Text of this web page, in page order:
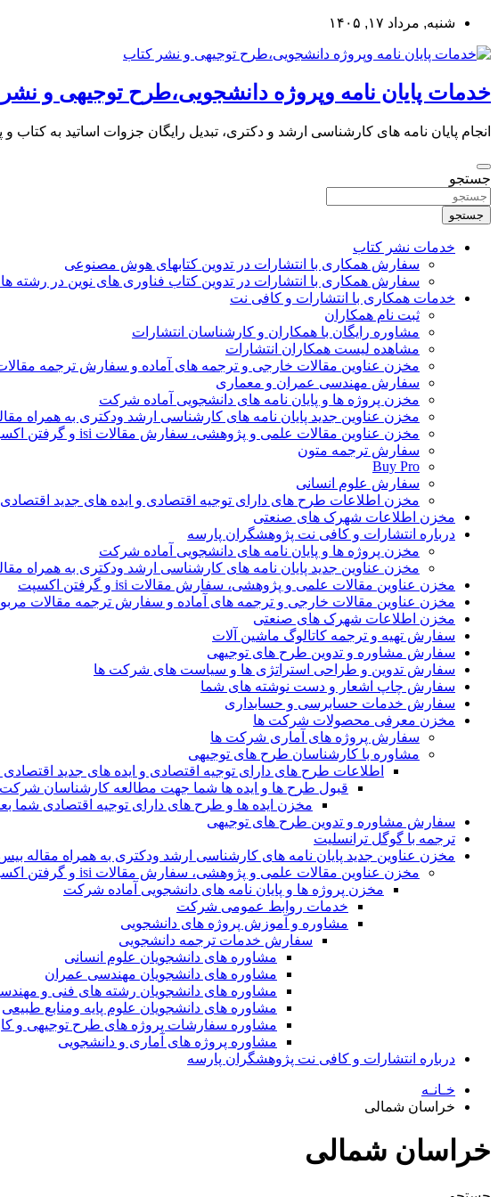
بروید
شنبه, مرداد ۱۷, ۱۴۰۵
خدمات پایان نامه وپروژه دانشجویی،طرح توجیهی و
انجام پایان نامه های کارشناسی ارشد و دکتری، تبدیل رایگان جزوات اساتید به
جستجو
جستجو
خدمات نشر کتاب
سفارش همکاری با انتشارات در تدوین کتابهای هوش مصنوعی
سفارش همکاری با انتشارات در تدوین کتاب فناوری های نوین در رشته
خدمات همکاری با انتشارات و کافی نت
ثبت نام همکاران
مشاوره رایگان با همکاران و کارشناسان انتشارات
مشاهده لیست همکاران انتشارات
مخزن عناوین مقالات خارجی و ترجمه های آماده و سفارش ترجمه
سفارش مهندسی عمران و معماری
مخزن پروژه ها و پایان نامه های دانشجویی آماده شرکت
مخزن عناوین جدید پایان نامه های کارشناسی ارشد ودکتری به همراه
مخزن عناوین مقالات علمی و پژوهشی، سفارش مقالات isi و گرفتن اکسپت
سفارش ترجمه متون
Buy Pro
سفارش علوم انسانی
مخزن اطلاعات طرح های دارای توجیه اقتصادی و ایده های جدید
مخزن اطلاعات شهرک های صنعتی
درباره انتشارات و کافی نت پژوهشگران پارسه
مخزن پروژه ها و پایان نامه های دانشجویی آماده شرکت
مخزن عناوین جدید پایان نامه های کارشناسی ارشد ودکتری به همراه
مخزن عناوین مقالات علمی و پژوهشی، سفارش مقالات isi و گرفتن اکسپت
مخزن عناوین مقالات خارجی و ترجمه های آماده و سفارش ترجمه مقالات
مخزن اطلاعات شهرک های صنعتی
سفارش تهیه و ترجمه کاتالوگ ماشین آلات
سفارش مشاوره و تدوین طرح های توجیهی
سفارش تدوین و طراحی استراتژی ها و سیاست های شرکت ها
سفارش چاپ اشعار و دست نوشته های شما
سفارش خدمات حسابرسی و حسابداری
مخزن معرفی محصولات شرکت ها
سفارش پروژه های آماری شرکت ها
مشاوره با کارشناسان طرح های توجیهی
اطلاعات طرح های دارای توجیه اقتصادی و ایده های جدید
قبول طرح ها و ایده ها شما جهت مطالعه کارشناسان شرکت
مخزن ایده ها و طرح های دارای توجیه اقتصادی شما
سفارش مشاوره و تدوین طرح های توجیهی
ترجمه با گوگل ترانسلیت
مخزن عناوین جدید پایان نامه های کارشناسی ارشد ودکتری به همراه مقاله
مخزن عناوین مقالات علمی و پژوهشی، سفارش مقالات isi و گرفتن اکسپت
مخزن پروژه ها و پایان نامه های دانشجویی آماده شرکت
خدمات روابط عمومی شرکت
مشاوره و آموزش پروژه های دانشجویی
سفارش خدمات ترجمه دانشجویی
مشاوره های دانشجویان علوم انسانی
مشاوره های دانشجویان مهندسی عمران
مشاوره های دانشجویان رشته های فنی و
مشاوره های دانشجویان علوم پایه ومنابع طبیعی
مشاوره سفارشات پروژه های طرح توجیهی و
مشاوره پروژه های آماری و دانشجویی
درباره انتشارات و کافی نت پژوهشگران پارسه
خـانـه
خراسان شمالی
خراسان شمالی